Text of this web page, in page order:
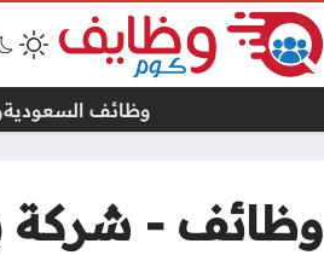
وظائف السعودية
وظائف - شركة